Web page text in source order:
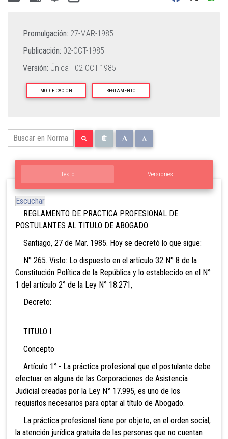
Promulgación: 27-MAR-1985
Publicación: 02-OCT-1985
Versión: Única - 02-OCT-1985
MODIFICACION REGLAMENTO
Texto Versiones
Escuchar
REGLAMENTO DE PRACTICA PROFESIONAL DE
POSTULANTES AL TITULO DE ABOGADO
Santiago, 27 de Mar. 1985. Hoy se decretó lo que sigue:
N° 265. Visto: Lo dispuesto en el artículo 32 N° 8 de la
Constitución Política de la República y lo establecido en el N°
1 del artículo 2° de la Ley N° 18.271,
Decreto:
TITULO I
Concepto
Artículo 1°.- La práctica profesional que el postulante debe
efectuar en alguna de las Corporaciones de Asistencia
Judicial creadas por la Ley N° 17.995, es uno de los
requisitos necesarios para optar al título de Abogado.
La práctica profesional tiene por objeto, en el orden social,
la atención jurídica gratuita de las personas que no cuentan